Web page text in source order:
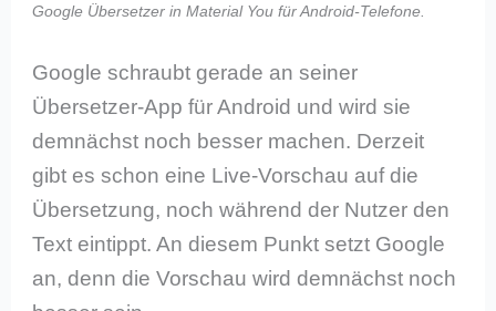
Google Übersetzer in Material You für Android-Telefone.
Google schraubt gerade an seiner
Übersetzer-App für Android und wird sie
demnächst noch besser machen. Derzeit
gibt es schon eine Live-Vorschau auf die
Übersetzung, noch während der Nutzer den
Text eintippt. An diesem Punkt setzt Google
an, denn die Vorschau wird demnächst noch